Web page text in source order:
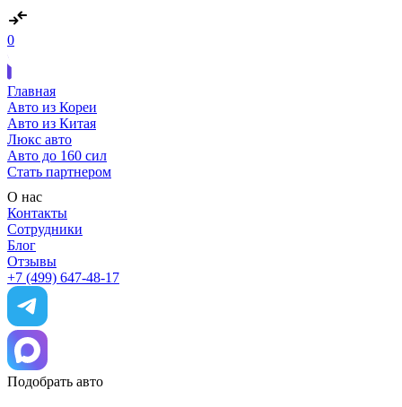
0
Главная
Авто из Кореи
Авто из Китая
Люкс авто
Авто до 160 сил
Стать партнером
О нас
Контакты
Сотрудники
Блог
Отзывы
+7 (499) 647-48-17
Подобрать авто